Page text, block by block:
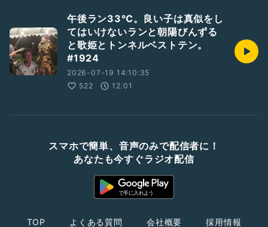
午後ラン33℃。良い子は真似をし
てはいけないランと朝陽びんずる
と歌姫とトンネルベストテン。
#1924
2026-07-19 14:10:35
522
12:01
スマホで簡単、音声のみで配信者に！
あなたも今すぐラジオ配信
TOP よくある質問 会社概要 採用情報